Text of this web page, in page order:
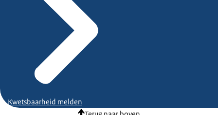
Kwetsbaarheid melden